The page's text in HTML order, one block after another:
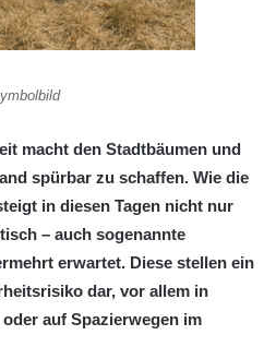
macht den Stadtbäumen und
spürbar zu schaffen. Wie die
in diesen Tagen nicht nur
– auch sogenannte
erwartet. Diese stellen ein
dar, vor allem in
auf Spazierwegen im